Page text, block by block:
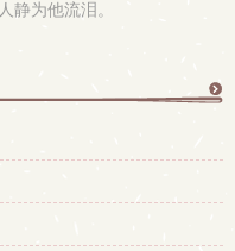
静为他流泪。